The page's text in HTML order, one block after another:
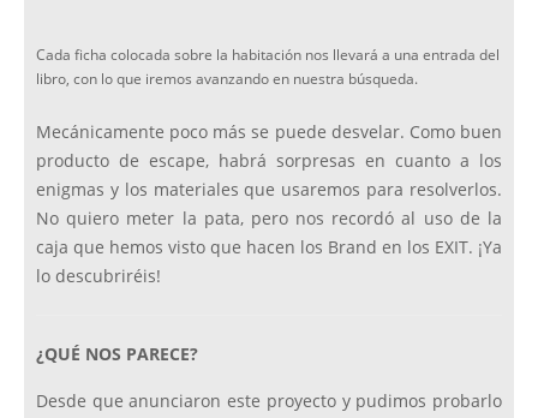
Cada ficha colocada sobre la habitación nos llevará a una entrada del
libro, con lo que iremos avanzando en nuestra búsqueda.
Mecánicamente poco más se puede desvelar. Como buen
producto de escape, habrá sorpresas en cuanto a los
enigmas y los materiales que usaremos para resolverlos.
No quiero meter la pata, pero nos recordó al uso de la
caja que hemos visto que hacen los Brand en los EXIT. ¡Ya
lo descubriréis!
¿QUÉ NOS PARECE?
Desde que anunciaron este proyecto y pudimos probarlo